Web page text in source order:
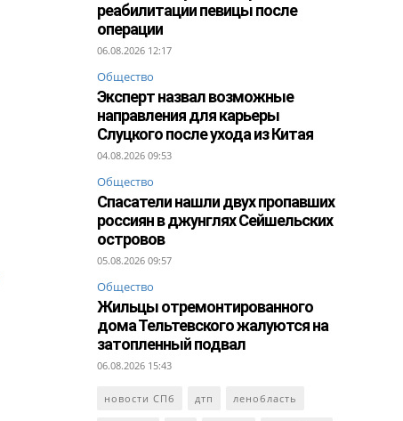
реабилитации певицы после
операции
06.08.2026 12:17
Общество
Эксперт назвал возможные
направления для карьеры
Слуцкого после ухода из Китая
04.08.2026 09:53
Общество
Спасатели нашли двух пропавших
россиян в джунглях Сейшельских
островов
05.08.2026 09:57
Общество
Жильцы отремонтированного
дома Тельтевского жалуются на
затопленный подвал
06.08.2026 15:43
новости СПб дтп ленобласть